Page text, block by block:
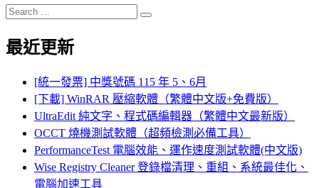
Search
for:
Search
最近更新
[統一發票] 中獎號碼 115 年 5、6月
[下載] WinRAR 壓縮軟體（繁體中文版+免費版）
UltraEdit 純文字、程式碼編輯器（繁體中文最新版）
OCCT 燒機測試軟體（超頻檢測必備工具）
PerformanceTest 電腦效能、運作速度測試軟體(中文版)
Wise Registry Cleaner 登錄檔清理、重組、系統最佳化、
電腦加速工具